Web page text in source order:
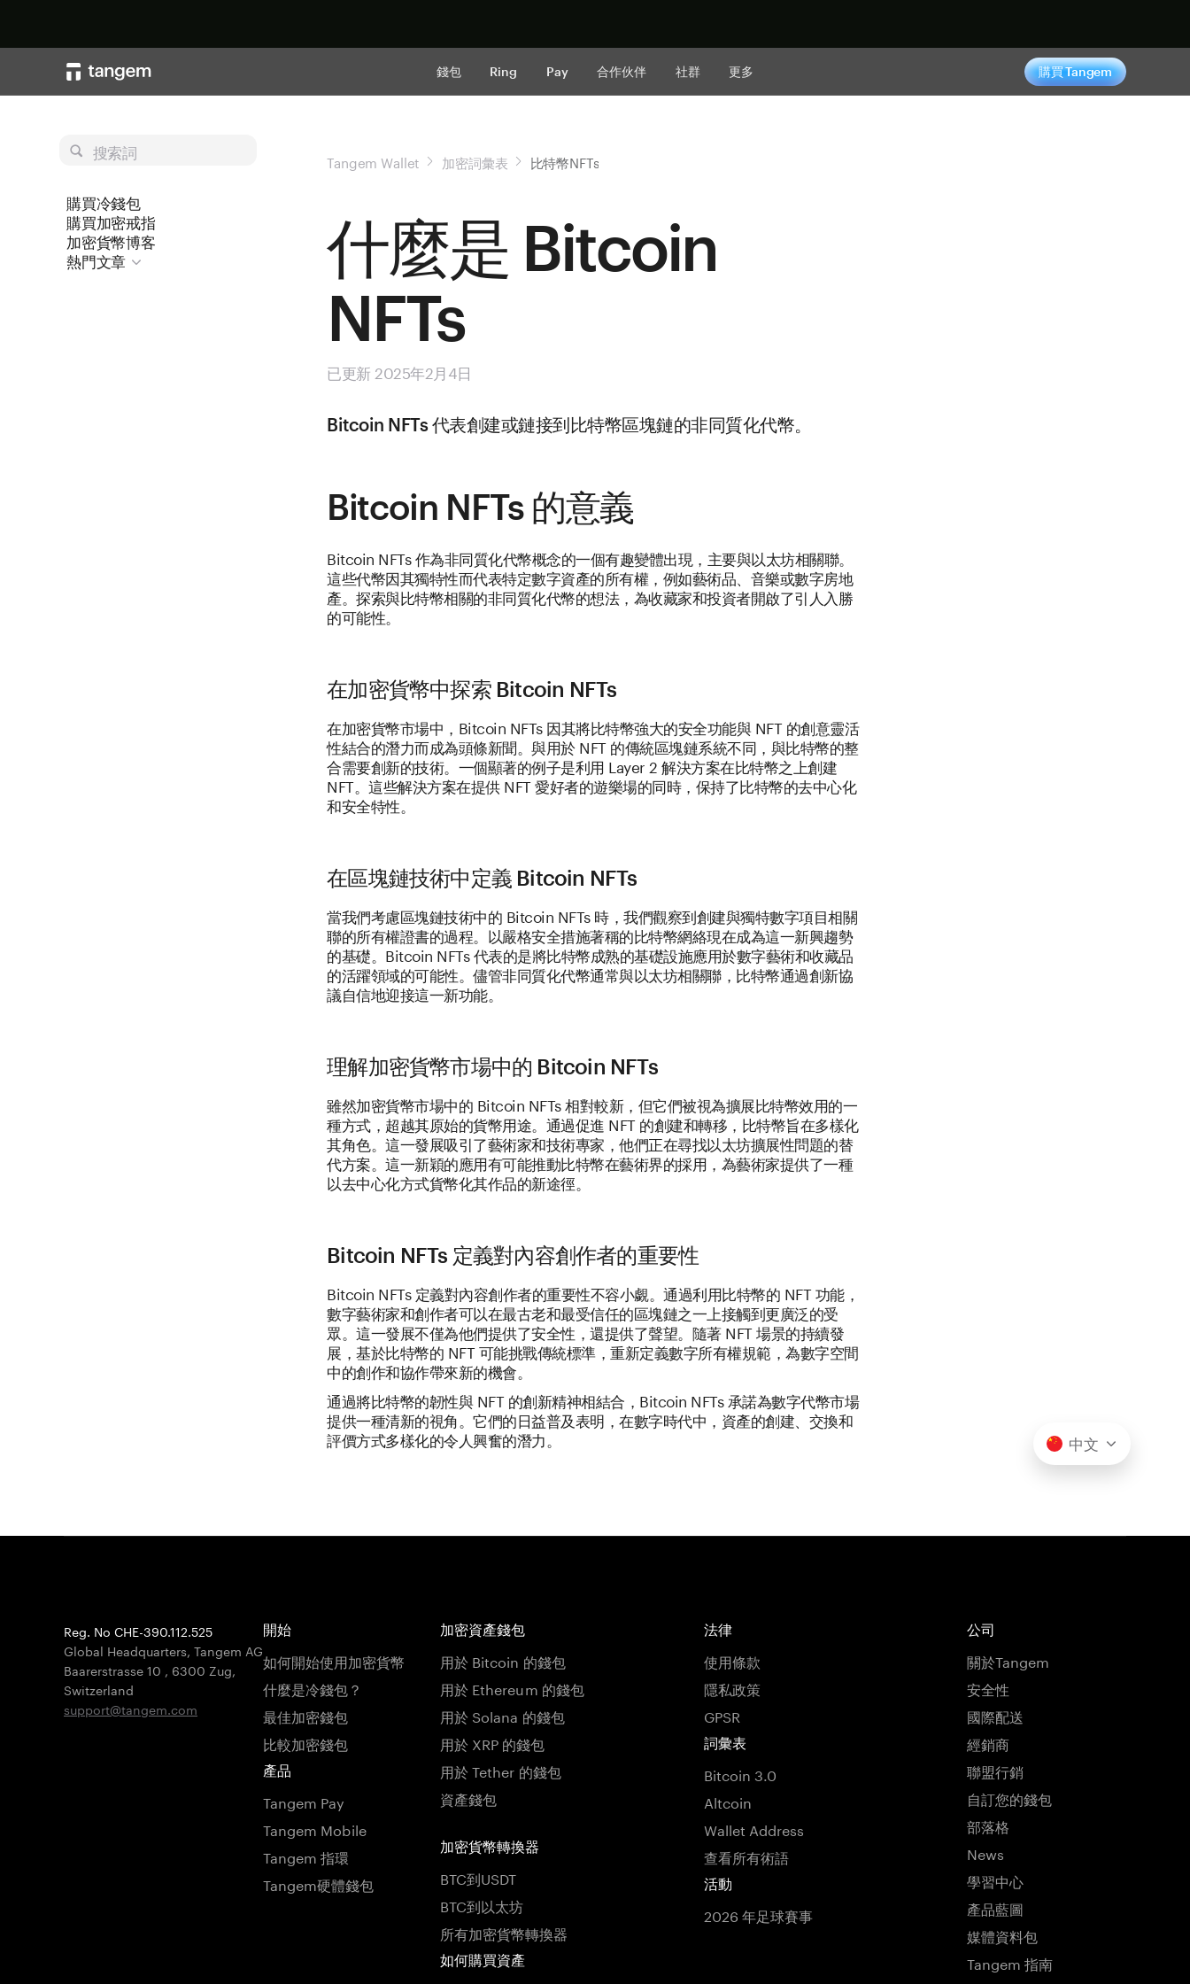
錢包 Ring Pay 合作伙伴 社群 更多 購買 Tangem
搜索詞
購買冷錢包
購買加密戒指
加密貨幣博客
熱門文章
Tangem Wallet 加密詞彙表 比特幣NFTs
什麼是 Bitcoin
NFTs
已更新 2025年2月4日
Bitcoin NFTs 代表創建或鏈接到比特幣區塊鏈的非同質化代幣。
Bitcoin NFTs 的意義
Bitcoin NFTs 作為非同質化代幣概念的一個有趣變體出現，主要與以太坊相關聯。
這些代幣因其獨特性而代表特定數字資產的所有權，例如藝術品、音樂或數字房地
產。探索與比特幣相關的非同質化代幣的想法，為收藏家和投資者開啟了引人入勝
的可能性。
在加密貨幣中探索 Bitcoin NFTs
在加密貨幣市場中，Bitcoin NFTs 因其將比特幣強大的安全功能與 NFT 的創意靈活
性結合的潛力而成為頭條新聞。與用於 NFT 的傳統區塊鏈系統不同，與比特幣的整
合需要創新的技術。一個顯著的例子是利用 Layer 2 解決方案在比特幣之上創建
NFT。這些解決方案在提供 NFT 愛好者的遊樂場的同時，保持了比特幣的去中心化
和安全特性。
在區塊鏈技術中定義 Bitcoin NFTs
當我們考慮區塊鏈技術中的 Bitcoin NFTs 時，我們觀察到創建與獨特數字項目相關
聯的所有權證書的過程。以嚴格安全措施著稱的比特幣網絡現在成為這一新興趨勢
的基礎。Bitcoin NFTs 代表的是將比特幣成熟的基礎設施應用於數字藝術和收藏品
的活躍領域的可能性。儘管非同質化代幣通常與以太坊相關聯，比特幣通過創新協
議自信地迎接這一新功能。
理解加密貨幣市場中的 Bitcoin NFTs
雖然加密貨幣市場中的 Bitcoin NFTs 相對較新，但它們被視為擴展比特幣效用的一
種方式，超越其原始的貨幣用途。通過促進 NFT 的創建和轉移，比特幣旨在多樣化
其角色。這一發展吸引了藝術家和技術專家，他們正在尋找以太坊擴展性問題的替
代方案。這一新穎的應用有可能推動比特幣在藝術界的採用，為藝術家提供了一種
以去中心化方式貨幣化其作品的新途徑。
Bitcoin NFTs 定義對內容創作者的重要性
Bitcoin NFTs 定義對內容創作者的重要性不容小覷。通過利用比特幣的 NFT 功能，
數字藝術家和創作者可以在最古老和最受信任的區塊鏈之一上接觸到更廣泛的受
眾。這一發展不僅為他們提供了安全性，還提供了聲望。隨著 NFT 場景的持續發
展，基於比特幣的 NFT 可能挑戰傳統標準，重新定義數字所有權規範，為數字空間
中的創作和協作帶來新的機會。
通過將比特幣的韌性與 NFT 的創新精神相結合，Bitcoin NFTs 承諾為數字代幣市場
提供一種清新的視角。它們的日益普及表明，在數字時代中，資產的創建、交換和
評價方式多樣化的令人興奮的潛力。
中文
Reg. No CHE-390.112.525
Global Headquarters, Tangem AG
Baarerstrasse 10 , 6300 Zug,
Switzerland
support@tangem.com
開始
如何開始使用加密貨幣
什麼是冷錢包？
最佳加密錢包
比較加密錢包
產品
Tangem Pay
Tangem Mobile
Tangem 指環
Tangem硬體錢包
加密資產錢包
用於 Bitcoin 的錢包
用於 Ethereum 的錢包
用於 Solana 的錢包
用於 XRP 的錢包
用於 Tether 的錢包
資產錢包
加密貨幣轉換器
BTC到USDT
BTC到以太坊
所有加密貨幣轉換器
如何購買資產
法律
使用條款
隱私政策
GPSR
詞彙表
Bitcoin 3.0
Altcoin
Wallet Address
查看所有術語
活動
2026 年足球賽事
公司
關於Tangem
安全性
國際配送
經銷商
聯盟行銷
自訂您的錢包
部落格
News
學習中心
產品藍圖
媒體資料包
Tangem 指南